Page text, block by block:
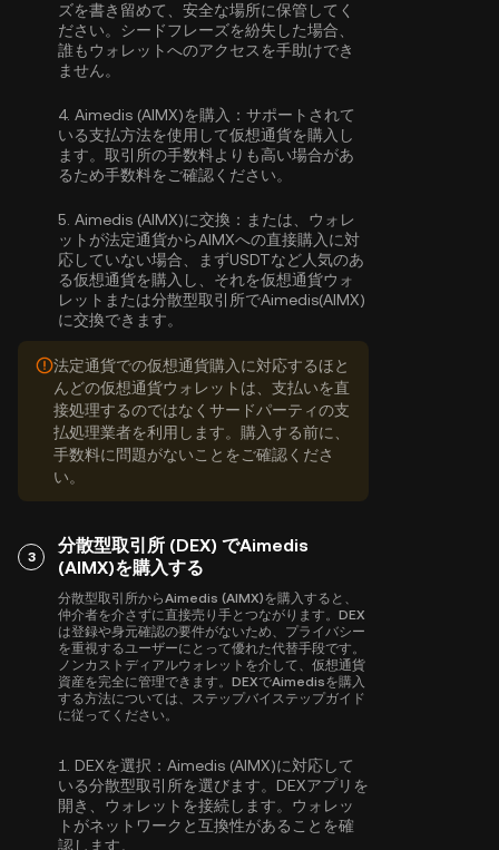
ズを書き留めて、安全な場所に保管してく
ださい。シードフレーズを紛失した場合、
誰もウォレットへのアクセスを手助けでき
ません。
4. Aimedis (AIMX)を購入： サポートされて
いる支払方法を使用して仮想通貨を購入し
ます。取引所の手数料よりも高い場合があ
るため手数料をご確認ください。
5. Aimedis (AIMX)に交換： または、ウォレ
ットが法定通貨からAIMXへの直接購入に対
応していない場合、まずUSDTなど人気のあ
る仮想通貨を購入し、それを仮想通貨ウォ
レットまたは分散型取引所でAimedis(AIMX)
に交換できます。
法定通貨での仮想通貨購入に対応するほと
んどの仮想通貨ウォレットは、支払いを直
接処理するのではなくサードパーティの支
払処理業者を利用します。購入する前に、
手数料に問題がないことをご確認くださ
い。
3
分散型取引所 (DEX) でAimedis
(AIMX)を購入する
分散型取引所からAimedis (AIMX)を購入すると、
仲介者を介さずに直接売り手とつながります。DEX
は登録や身元確認の要件がないため、プライバシー
を重視するユーザーにとって優れた代替手段です。
ノンカストディアルウォレットを介して、仮想通貨
資産を完全に管理できます。DEXでAimedisを購入
する方法については、ステップバイステップガイド
に従ってください。
1. DEXを選択： Aimedis (AIMX)に対応して
いる分散型取引所を選びます。DEXアプリを
開き、ウォレットを接続します。ウォレッ
トがネットワークと互換性があることを確
認します。